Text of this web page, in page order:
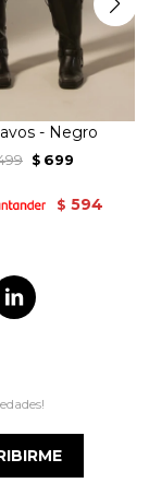
- Negro
$ 699
$ 594
